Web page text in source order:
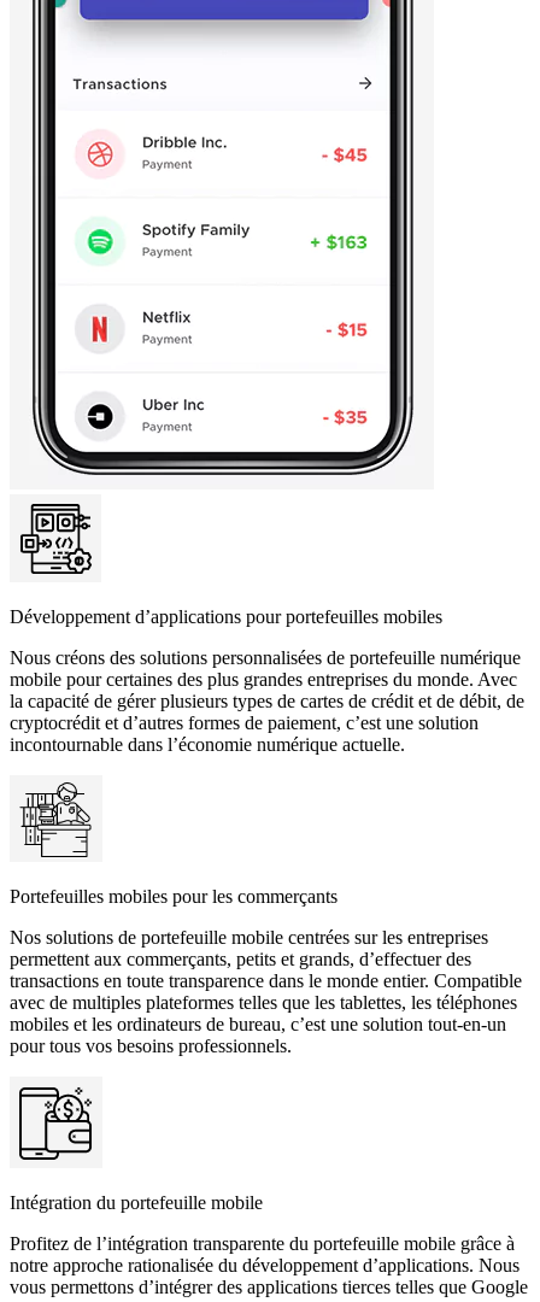
Développement d’applications pour portefeuilles mobiles
Nous créons des solutions personnalisées de portefeuille numérique
mobile pour certaines des plus grandes entreprises du monde. Avec
la capacité de gérer plusieurs types de cartes de crédit et de débit, de
cryptocrédit et d’autres formes de paiement, c’est une solution
incontournable dans l’économie numérique actuelle.
Portefeuilles mobiles pour les commerçants
Nos solutions de portefeuille mobile centrées sur les entreprises
permettent aux commerçants, petits et grands, d’effectuer des
transactions en toute transparence dans le monde entier. Compatible
avec de multiples plateformes telles que les tablettes, les téléphones
mobiles et les ordinateurs de bureau, c’est une solution tout-en-un
pour tous vos besoins professionnels.
Intégration du portefeuille mobile
Profitez de l’intégration transparente du portefeuille mobile grâce à
notre approche rationalisée du développement d’applications. Nous
vous permettons d’intégrer des applications tierces telles que Google